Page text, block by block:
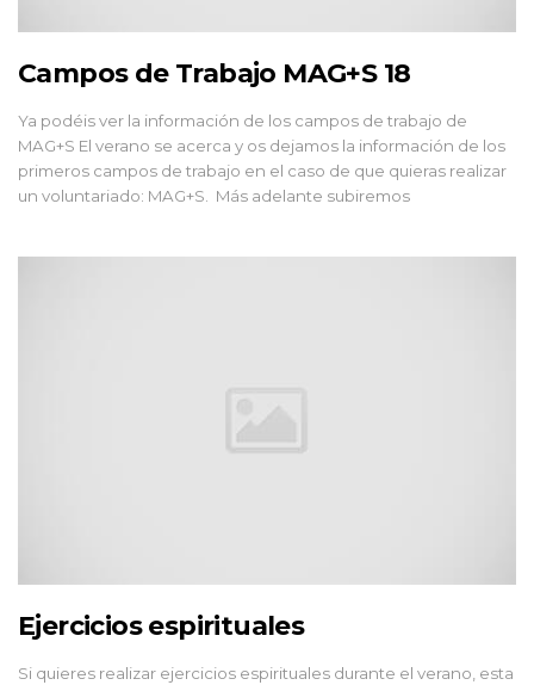
Campos de Trabajo MAG+S 18
Ya podéis ver la información de los campos de trabajo de
MAG+S El verano se acerca y os dejamos la información de los
primeros campos de trabajo en el caso de que quieras realizar
un voluntariado: MAG+S. Más adelante subiremos
Ejercicios espirituales
Si quieres realizar ejercicios espirituales durante el verano, esta